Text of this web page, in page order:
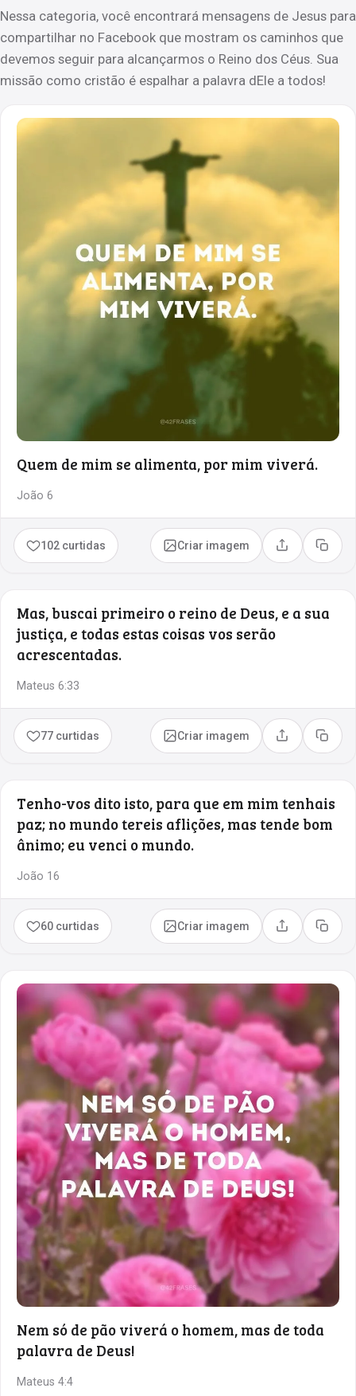
Nessa categoria, você encontrará mensagens de Jesus para
compartilhar no Facebook que mostram os caminhos que
devemos seguir para alcançarmos o Reino dos Céus. Sua
missão como cristão é espalhar a palavra dEle a todos!
Quem de mim se alimenta, por mim viverá.
João 6
102 curtidas Criar imagem Compartilhar
Copiar
Mas, buscai primeiro o reino de Deus, e a sua
justiça, e todas estas coisas vos serão
acrescentadas.
Mateus 6:33
77 curtidas Criar imagem Compartilhar
Copiar
Tenho-vos dito isto, para que em mim tenhais
paz; no mundo tereis aflições, mas tende bom
ânimo; eu venci o mundo.
João 16
60 curtidas Criar imagem Compartilhar
Copiar
Nem só de pão viverá o homem, mas de toda
palavra de Deus!
Mateus 4:4